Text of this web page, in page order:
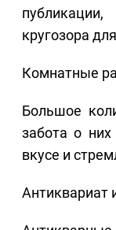
кругозора
Комнатные
Большое
забота о
вкусе и
Антиквариат